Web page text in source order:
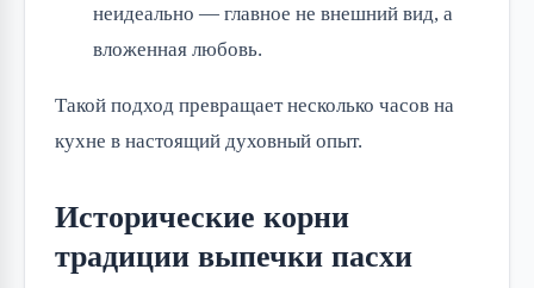
неидеально — главное не внешний вид, а
вложенная любовь.
Такой подход превращает несколько часов на
кухне в настоящий духовный опыт.
Исторические корни
традиции выпечки пасхи